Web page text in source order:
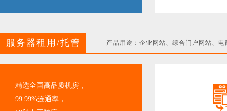
服务器租用/托管 产品用途：企业网站、综合门户网站、
精选全国高品质机房，
99.99%连通率，